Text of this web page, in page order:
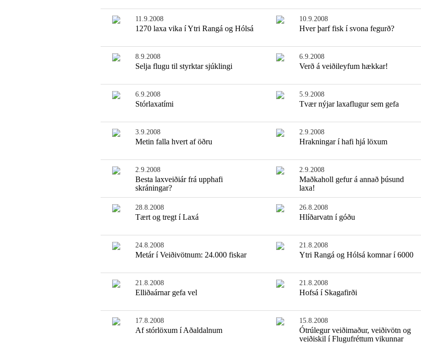
11.9.2008
1270 laxa vika í Ytri Rangá og Hólsá
10.9.2008
Hver þarf fisk í svona fegurð?
8.9.2008
Selja flugu til styrktar sjúklingi
6.9.2008
Verð á veiðileyfum hækkar!
6.9.2008
Stórlaxatími
5.9.2008
Tvær nýjar laxaflugur sem gefa
3.9.2008
Metin falla hvert af öðru
2.9.2008
Hrakningar í hafi hjá löxum
2.9.2008
Besta laxveiðiár frá upphafi
skráningar?
2.9.2008
Maðkaholl gefur á annað þúsund
laxa!
28.8.2008
Tært og tregt í Laxá
26.8.2008
Hlíðarvatn í góðu
24.8.2008
Metár í Veiðivötnum: 24.000 fiskar
21.8.2008
Ytri Rangá og Hólsá komnar í 6000
21.8.2008
Elliðaárnar gefa vel
21.8.2008
Hofsá í Skagafirði
17.8.2008
Af stórlöxum í Aðaldalnum
15.8.2008
Ótrúlegur veiðimaður, veiðivötn og
veiðiskil í Flugufréttum vikunnar